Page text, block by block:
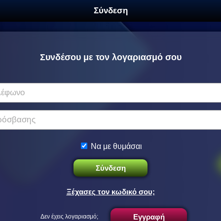
Σύνδεση
Συνδέσου με τον λογαριασμό σου
Να με θυμάσαι
Σύνδεση
Ξέχασες τον κωδικό σου;
Δεν έχεις λογαριασμό; Εγγραφή